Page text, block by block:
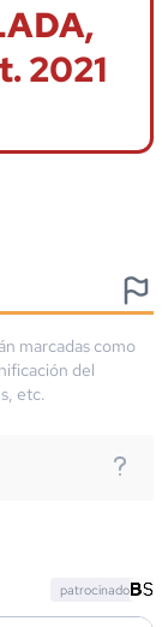
2021
marcadas como
del
etc.
patrocinado